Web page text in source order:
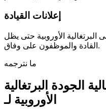
إعلانات القيادة
الأوروبية حتى يظل
القادة والموظفون على وفاق.
ما نترجمه
الجودة البرتغالية
الأوروبية لـ